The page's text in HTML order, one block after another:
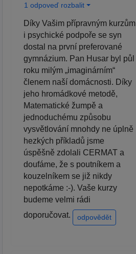
1 odpoveď rozbalit
Díky Vašim přípravným kurzům
i psychické podpoře se syn
dostal na první preferované
gymnázium. Pan Husar byl půl
roku milým „imaginárním“
členem naší domácnosti. Díky
jeho hromádkové metodě,
Matematické žumpě a
jednoduchému způsobu
vysvětlování mnohdy ne úplně
hezkých příkladů jsme
úspěšně zdolali CERMAT a
doufáme, že s poutníkem a
kouzelníkem se již nikdy
nepotkáme :-). Vaše kurzy
budeme velmi rádi
doporučovat.
odpovědět